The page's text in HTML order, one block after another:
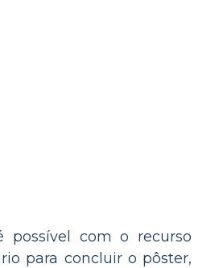
possível com o recurso
para concluir o pôster,